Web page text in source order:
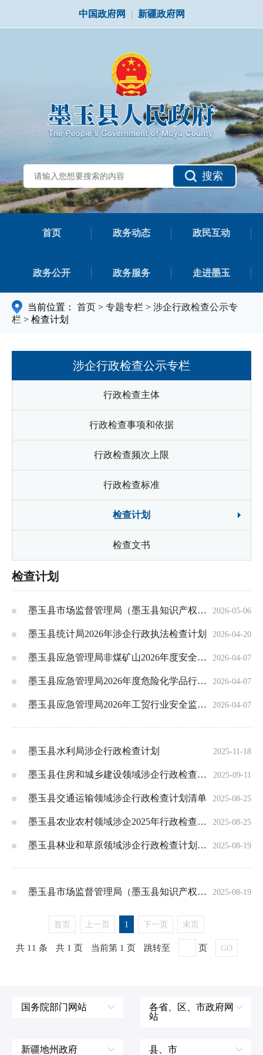
中国政府网 | 新疆政府网
搜索
首页 政务动态 政民互动
政务公开 政务服务 走进墨玉
当前位置： 首页 > 专题专栏 > 涉企行政检查公示专
栏 > 检查计划
涉企行政检查公示专栏
行政检查主体
行政检查事项和依据
行政检查频次上限
行政检查标准
检查计划
检查文书
检查计划
2026-05-06
墨玉县市场监督管理局（墨玉县知识产权局、墨玉县市场监管综合执法大队）涉企行政检查计划清单
2026-04-20
墨玉县统计局2026年涉企行政执法检查计划
2026-04-07
墨玉县应急管理局非煤矿山2026年度安全生产监督检查计划
2026-04-07
墨玉县应急管理局2026年度危险化学品行业安全生产监督检查计划
2026-04-07
墨玉县应急管理局2026年工贸行业安全监管执法计划
2025-11-18
墨玉县水利局涉企行政检查计划
2025-09-11
墨玉县住房和城乡建设领域涉企行政检查计划清单
2025-08-25
墨玉县交通运输领域涉企行政检查计划清单
2025-08-25
墨玉县农业农村领域涉企2025年行政检查年度计划
2025-08-19
墨玉县林业和草原领域涉企行政检查计划清单
2025-08-19
墨玉县市场监督管理局（墨玉县知识产权局、墨玉县市场监管综合执法大队）涉企行政检查计划清单
首页 上一页 1 下一页 末页
共 11 条 共 1 页 当前第 1 页 跳转至 页 GO
国务院部门网站
国防部
各省、区、市政府网
站
新疆地州政府 县、市